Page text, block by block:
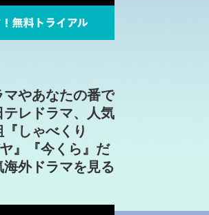
やあなたの番で
レドラマ、人気
しゃべくり
』『今くら』だ
外ドラマを見る